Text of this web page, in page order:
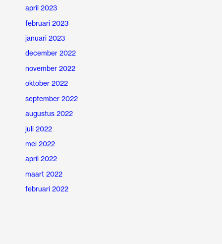
april 2023
februari 2023
januari 2023
december 2022
november 2022
oktober 2022
september 2022
augustus 2022
juli 2022
mei 2022
april 2022
maart 2022
februari 2022